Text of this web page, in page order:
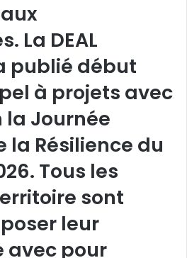
La DEAL
publié début
à projets avec
la Journée
la Résilience du
Tous les
sont
leur
pour